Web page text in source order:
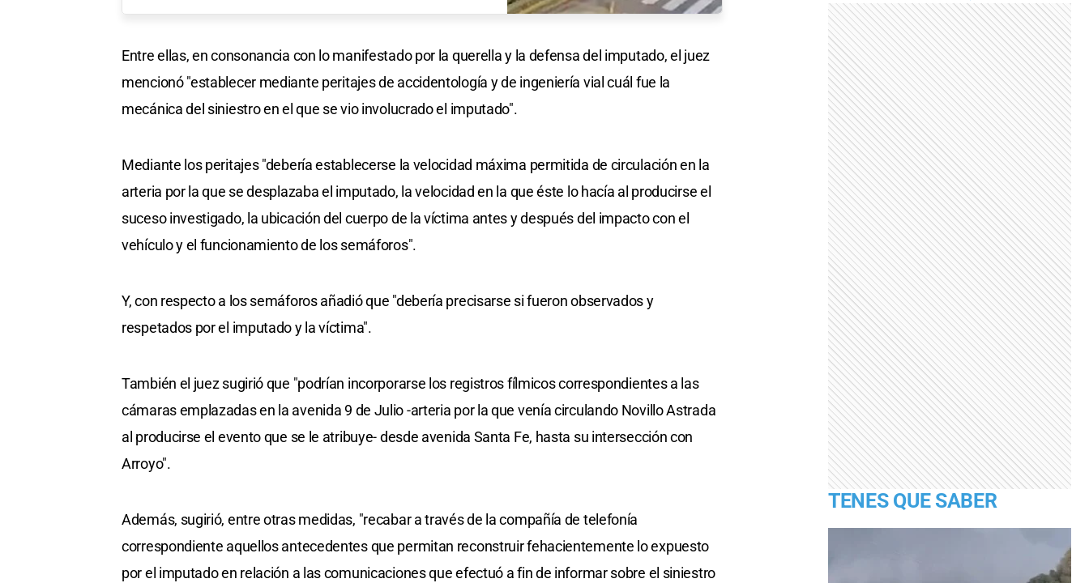
Entre ellas, en consonancia con lo manifestado por la querella y la defensa del imputado, el juez
mencionó "establecer mediante peritajes de accidentología y de ingeniería vial cuál fue la
mecánica del siniestro en el que se vio involucrado el imputado".
Mediante los peritajes "debería establecerse la velocidad máxima permitida de circulación en la
arteria por la que se desplazaba el imputado, la velocidad en la que éste lo hacía al producirse el
suceso investigado, la ubicación del cuerpo de la víctima antes y después del impacto con el
vehículo y el funcionamiento de los semáforos".
Y, con respecto a los semáforos añadió que "debería precisarse si fueron observados y
respetados por el imputado y la víctima".
También el juez sugirió que "podrían incorporarse los registros fílmicos correspondientes a las
cámaras emplazadas en la avenida 9 de Julio -arteria por la que venía circulando Novillo Astrada
al producirse el evento que se le atribuye- desde avenida Santa Fe, hasta su intersección con
Arroyo".
Además, sugirió, entre otras medidas, "recabar a través de la compañía de telefonía
correspondiente aquellos antecedentes que permitan reconstruir fehacientemente lo expuesto
por el imputado en relación a las comunicaciones que efectuó a fin de informar sobre el siniestro
TENES QUE SABER